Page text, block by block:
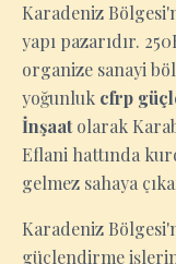
Karadeniz
yapı pazarıdır.
organize sanayi
yoğunluk cfrp
İnşaatolarak
Eflani hattında
gelmez sahaya
Karadeniz
güçlendirme